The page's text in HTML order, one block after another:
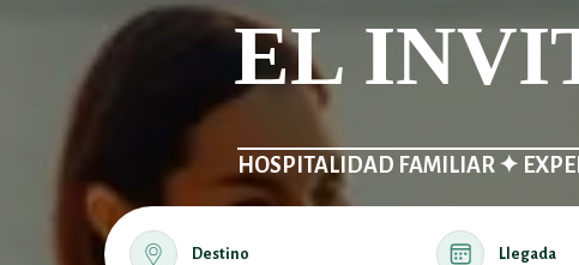
EL
HOSPITALIDAD FAMILIAR ✦
Destino Llegada